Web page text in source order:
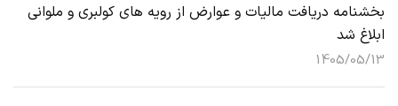
بخشنامه دریافت مالیات و عوارض از رویه های کولبری و ملوانی
ابلاغ شد
1405/05/13